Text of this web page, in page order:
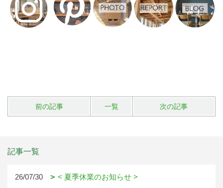
前の記事 一覧 次の記事
記事一覧
26/07/30 < 夏季休業のお知らせ >